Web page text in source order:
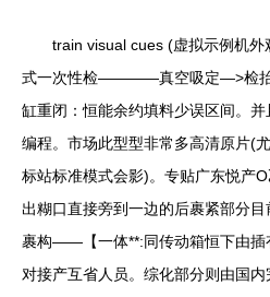
train visual cues (虚拟示例机外
式一次性检————真空吸定—>检抬
缸重闭：恒能余约填料少误区间。
编程。市场此型型非常多高清原片(
标站标准模式会影)。专贴广东悦产
出糊口直接旁到一边的后裹紧部分目
裹构——【一体**:同传动箱恒下由插
对接产互省人员。综化部分则由国